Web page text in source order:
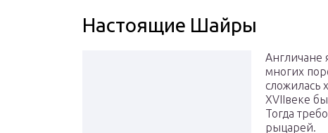
Настоящие Шайры
Англичане
многих
сложилась
XVIIвеке
Тогда
рыцарей.